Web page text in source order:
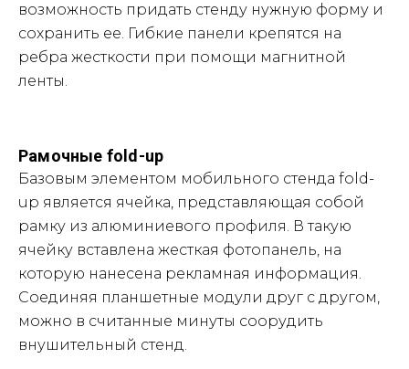
возможность придать стенду нужную форму и
сохранить ее. Гибкие панели крепятся на
ребра жесткости при помощи магнитной
ленты.
Рамочные fold-up
Базовым элементом мобильного стенда fold-
up является ячейка, представляющая собой
рамку из алюминиевого профиля. В такую
ячейку вставлена жесткая фотопанель, на
которую нанесена рекламная информация.
Соединяя планшетные модули друг с другом,
можно в считанные минуты соорудить
внушительный стенд.